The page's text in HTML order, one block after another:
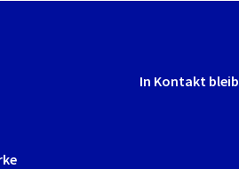
In Kontakt